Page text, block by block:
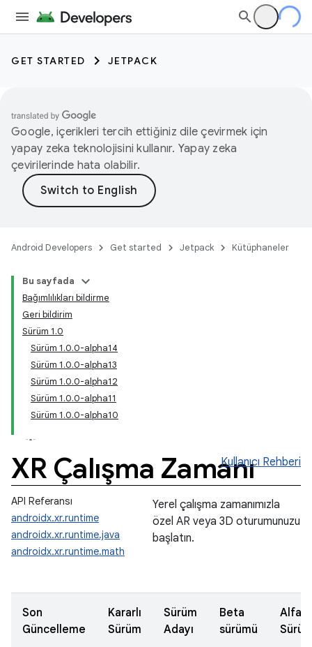
GET STARTED JETPACK
Google, içerikleri tercih ettiğiniz dile çevirmek için
yapay zeka teknolojisini kullanır. Yapay zeka
çevirilerinde hata olabilir.
Android Developers Get started Jetpack Kütüphaneler
Bu sayfada
Bağımlılıkları bildirme
Geri bildirim
Sürüm 1.0
Sürüm 1.0.0-alpha14
Sürüm 1.0.0-alpha13
Sürüm 1.0.0-alpha12
Sürüm 1.0.0-alpha11
Sürüm 1.0.0-alpha10
XR Çalışma ZamanıKullanıcı Rehberi
API Referansı
androidx.xr.runtime
androidx.xr.runtime.java
androidx.xr.runtime.math
Yerel çalışma zamanımızla
özel AR veya 3D oturumunuzu
başlatın.
Son
Güncelleme
Kararlı
Sürüm
Sürüm
Adayı
Beta
sürümü
Alfa